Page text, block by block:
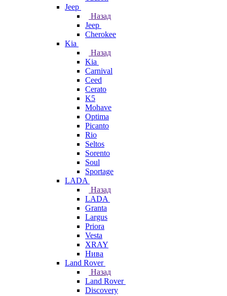
Jeep
Назад
Jeep
Cherokee
Kia
Назад
Kia
Carnival
Ceed
Cerato
K5
Mohave
Optima
Picanto
Rio
Seltos
Sorento
Soul
Sportage
LADA
Назад
LADA
Granta
Largus
Priora
Vesta
XRAY
Нива
Land Rover
Назад
Land Rover
Discovery